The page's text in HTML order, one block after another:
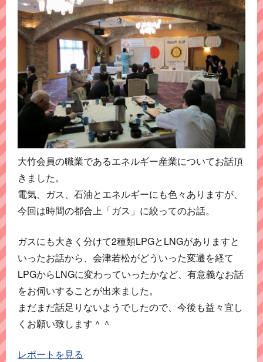
大竹会員の職業であるエネルギー産業についてお話頂
きました。
電気、ガス、石油とエネルギーにも色々ありますが、
今回は時間の都合上「ガス」に絞ってのお話。
ガスにも大きく分けて2種類LPGとLNGがありますと
いったお話から、会津若松がどういった変遷を経て
LPGからLNGに変わっていったかなど、有意義なお話
をお伺いすることが出来ました。
まだまだ話足りないようでしたので、今後も益々宜し
くお願い致します＾＾
レポートを見る